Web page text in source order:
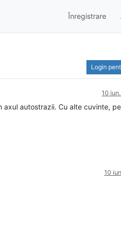
Înregistrare
Login
10
axul autostrazii. Cu alte cuvinte,
10